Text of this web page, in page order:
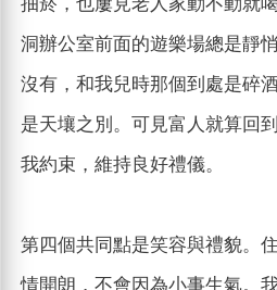
洞辦公室前面的遊樂場總是靜
沒有，和我兒時那個到處是碎
是天壤之別。可見富人就算回
我約束，維持良好禮儀。
第四個共同點是笑容與禮貌。
情開朗，不會因為小事生氣。